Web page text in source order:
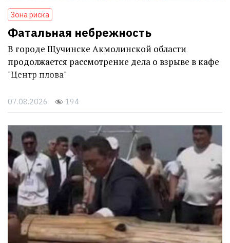
Зона риска
Фатальная небрежность
В городе Щучинске Акмолинской области
продолжается рассмотрение дела о взрыве в кафе
"Центр плова"
07.08.2026 194